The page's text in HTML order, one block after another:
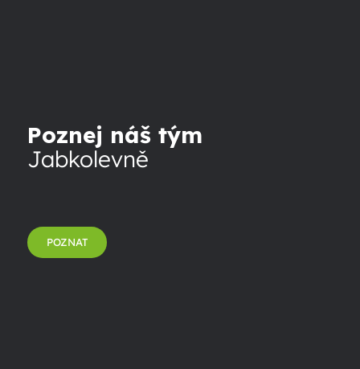
Poznej náš tým
Jabkolevně
POZNAT